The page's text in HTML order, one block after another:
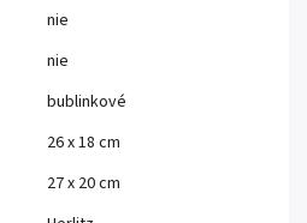
nie
nie
bublinkové
26 x 18 cm
27 x 20 cm